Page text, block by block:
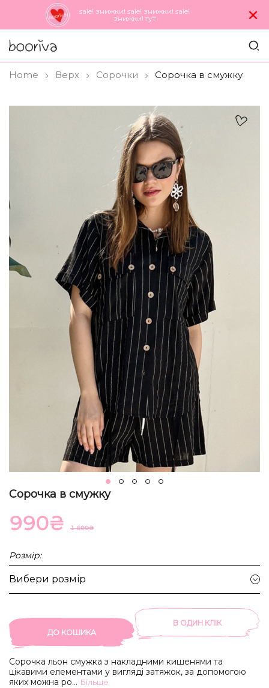
sale! знижки! sale! знижки! sale!
знижки! тут
×
Home Верх Сорочки Сорочка в смужку
Сорочка в смужку
1 699₴
990₴
Розмір:
Вибери розмір
ДО КОШИКА
В ОДИН КЛIК
Сорочка льон смужка з накладними кишенями та
цікавими елементами у вигляді затяжок, за допомогою
яких можна робити імітацію мушель та змінювати силует
... Бiльше